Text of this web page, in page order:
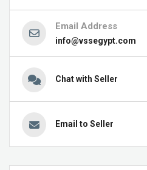
Email Address
info@vssegypt.com
Chat with Seller
Email to Seller